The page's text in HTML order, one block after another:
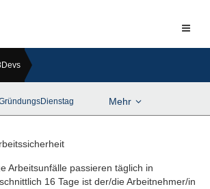
Mehr
Arbeitsunfälle passieren täglich in
16 Tage ist der/die Arbeitnehmer/in